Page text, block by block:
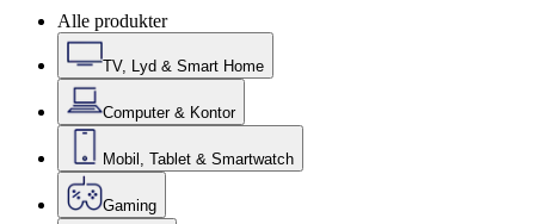
Alle produkter
TV, Lyd & Smart Home
Computer & Kontor
Mobil, Tablet & Smartwatch
Gaming